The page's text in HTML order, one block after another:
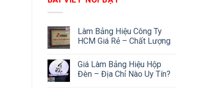
Làm Bảng Hiệu Công Ty
HCM Giá Rẻ – Chất Lượng
Giá Làm Bảng Hiệu Hộp
Đèn – Địa Chỉ Nào Uy Tín?